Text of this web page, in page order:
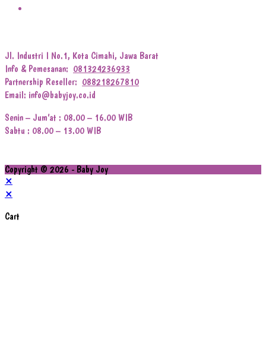
Jl. Industri I No.1, Kota Cimahi, Jawa Barat
Info & Pemesanan: 081324236933
Partnership Reseller: 088218267810
Email: info@babyjoy.co.id
Senin – Jum’at : 08.00 – 16.00 WIB
Sabtu : 08.00 – 13.00 WIB
Copyright © 2026 - Baby Joy
×
×
Cart